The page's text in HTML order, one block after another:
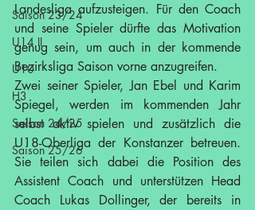
Saison 23/24
U14 II
U10
H3
Saison 24/25
Saison 25/26
Landesliga aufzusteigen. Für den Coach
und seine Spieler dürfte das Motivation
genug sein, um auch in der kommende
Bezirksliga Saison vorne anzugreifen.
Zwei seiner Spieler, Jan Ebel und Karim
Spiegel, werden im kommenden Jahr
selbst aktiv spielen und zusätzlich die
U18-Oberliga der Konstanzer betreuen.
Sie teilen sich dabei die Position des
Assistent Coach und unterstützen Head
Coach Lukas Dollinger, der bereits in